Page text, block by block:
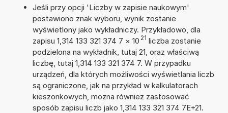
Jeśli przy opcji 'Liczby w zapisie naukowym'
postawiono znak wyboru, wynik zostanie
wyświetlony jako wykładniczy. Przykładowo, dla
zapisu 1,314 133 321 374 7 × 10 21 liczba zostanie
podzielona na wykładnik, tutaj 21, oraz właściwą
liczbę, tutaj 1,314 133 321 374 7. W przypadku
urządzeń, dla których możliwości wyświetlania liczb
są ograniczone, jak na przykład w kalkulatorach
kieszonkowych, można również zastosować
sposób zapisu liczb jako 1,314 133 321 374 7E+21.